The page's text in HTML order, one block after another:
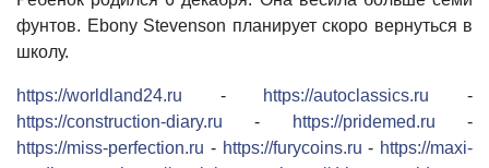
фунтов. Ebony Stevenson планирует скоро вернуться в
школу.
https://worldland24.ru - https://autoclassics.ru -
https://construction-diary.ru - https://pridemed.ru -
https://miss-perfection.ru - https://furycoins.ru - https://maxi-